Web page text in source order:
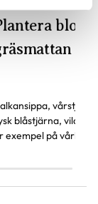
blåstjärna,
exempel på
höstpyssel!